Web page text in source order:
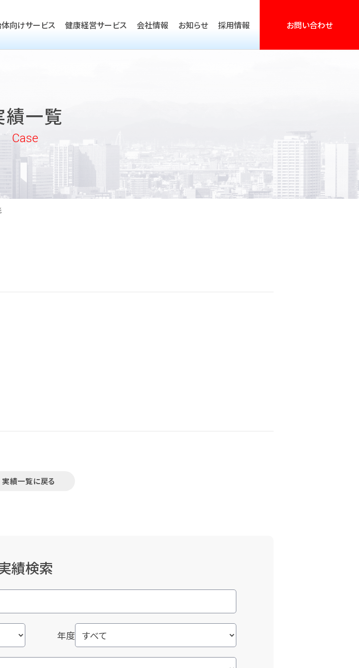
向けサービス
実績一覧
健康経営サービス
健康経営優良法人取得支援
企業向けヘルスケア・健康経営活動支援
会社情報
沿革
めいほうの取り組み
めいほうの歴史
お知らせ 採用情報 お問い合わせ
績一覧
Case
実績一覧に戻る
績検索
年度